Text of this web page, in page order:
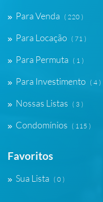
Para Venda ( 220 )
Para Locação ( 71 )
Para Permuta ( 1 )
Para Investimento ( 4 )
Nossas Listas ( 3 )
Condomínios ( 115 )
Favoritos
Sua Lista ( 0 )